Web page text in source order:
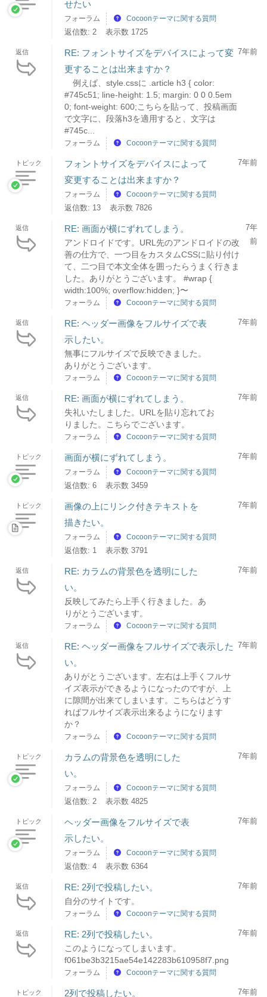
せたい
フォーラム Cocoonテーマに関する質問
返信数: 2 表示数 1725
返信
RE: フォントサイズをデバイスによって変
更することは出来ますか？
例えば、style.cssに .article h3 { color:
#745c51; line-height: 1.5; margin: 0 0 0.5em
0; font-weight: 600;こちらを貼って、投稿画面
で文字に、段落h3を適用すると、文字は
#745c...
7年前
フォーラム Cocoonテーマに関する質問
トピック
フォントサイズをデバイスによって
変更することは出来ますか？
7年前
フォーラム Cocoonテーマに関する質問
返信数: 13 表示数 7826
返信 RE: 画面が横にずれてしまう。
アンドロイドです。URL先のアンドロイドの改
善の仕方で、一つ目をカスタムCSSに貼り付け
て、二つ目で本文全体を囲ったらうまく行きま
した。ありがとうございます。 #wrap {
width:100%; overflow:hidden; }〜
7年
前
フォーラム Cocoonテーマに関する質問
返信
RE: ヘッダー画像をフルサイズで表
示したい。
無事にフルサイズで反映できました。
ありがとうございます。
7年前
フォーラム Cocoonテーマに関する質問
返信 RE: 画面が横にずれてしまう。
失礼いたしました。URLを貼り忘れてお
りました。こちらでございます。
7年前
フォーラム Cocoonテーマに関する質問
トピック 画面が横にずれてしまう。 7年前
フォーラム Cocoonテーマに関する質問
返信数: 6 表示数 3459
トピック
画像の上にリンク付きテキストを
描きたい。
7年前
フォーラム Cocoonテーマに関する質問
返信数: 1 表示数 3791
返信
RE: カラムの背景色を透明にした
い。
反映してみたら上手く行きました。あ
りがとうございます。
7年前
フォーラム Cocoonテーマに関する質問
返信
RE: ヘッダー画像をフルサイズで表示した
い。
ありがとうございます。左右は上手くフルサ
イズ表示ができるようになったのですが、上
に隙間が出来てしまいます。こちらはどうす
ればフルサイズ表示出来るようになります
か？
7年前
フォーラム Cocoonテーマに関する質問
トピック
カラムの背景色を透明にした
い。
7年前
フォーラム Cocoonテーマに関する質問
返信数: 2 表示数 4825
トピック
ヘッダー画像をフルサイズで表
示したい。
7年前
フォーラム Cocoonテーマに関する質問
返信数: 4 表示数 6364
返信 RE: 2列で投稿したい。
自分のサイトです。
7年前
フォーラム Cocoonテーマに関する質問
返信 RE: 2列で投稿したい。
このようになってしまいます。
f061be3b3215ae54e142283b610958f7.png
7年前
フォーラム Cocoonテーマに関する質問
トピック 2列で投稿したい。 7年前